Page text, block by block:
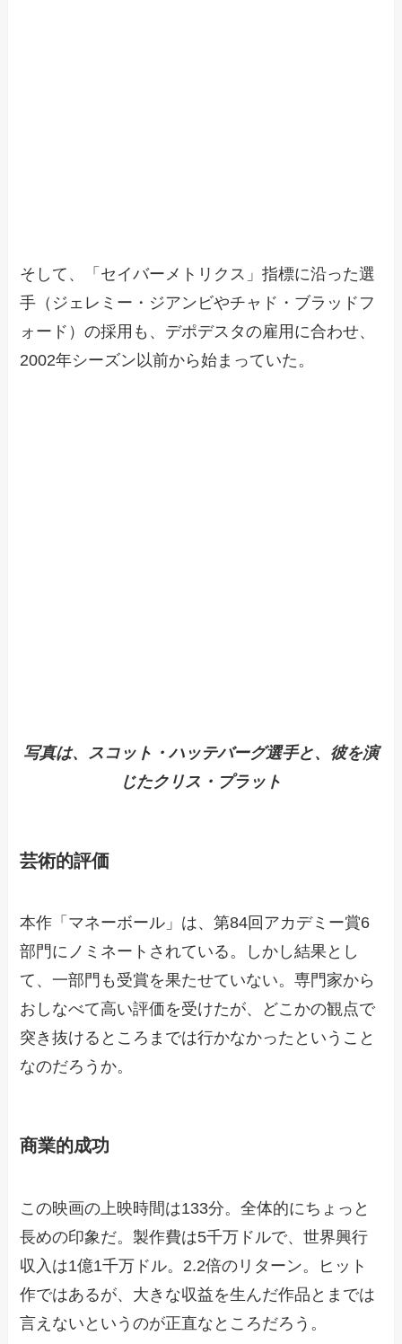
そして、「セイバーメトリクス」指標に沿った選
手（ジェレミー・ジアンビやチャド・ブラッドフ
ォード）の採用も、デポデスタの雇用に合わせ、
2002年シーズン以前から始まっていた。
写真は、スコット・ハッテバーグ選手と、彼を演
じたクリス・プラット
芸術的評価
本作「マネーボール」は、第84回アカデミー賞6
部門にノミネートされている。しかし結果とし
て、一部門も受賞を果たせていない。専門家から
おしなべて高い評価を受けたが、どこかの観点で
突き抜けるところまでは行かなかったということ
なのだろうか。
商業的成功
この映画の上映時間は133分。全体的にちょっと
長めの印象だ。製作費は5千万ドルで、世界興行
収入は1億1千万ドル。2.2倍のリターン。ヒット
作ではあるが、大きな収益を生んだ作品とまでは
言えないというのが正直なところだろう。